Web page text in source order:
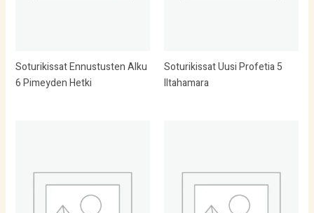
Soturikissat Ennustusten Alku
6 Pimeyden Hetki
Soturikissat Uusi Profetia 5
Iltahamara